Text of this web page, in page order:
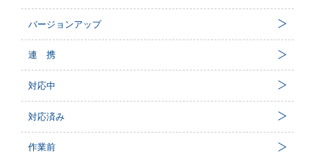
バージョンアップ
連 携
対応中
対応済み
作業前